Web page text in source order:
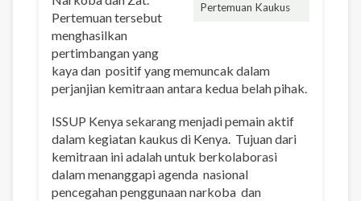
Pertemuan Kaukus
Pertemuan tersebut
menghasilkan
pertimbangan yang
kaya dan positif yang memuncak dalam
perjanjian kemitraan antara kedua belah pihak.
ISSUP Kenya sekarang menjadi pemain aktif
dalam kegiatan kaukus di Kenya. Tujuan dari
kemitraan ini adalah untuk berkolaborasi
dalam menanggapi agenda nasional
pencegahan penggunaan narkoba dan